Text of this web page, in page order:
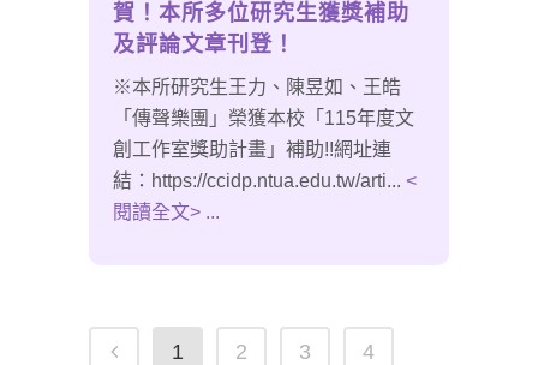
賀！本所多位研究生獲獎補助
及評論文章刊登！
※本所研究生王力、陳昱如、王皓
「傳聲樂團」榮獲本校「115年度文
創工作室獎助計畫」補助!!網址連
結：https://ccidp.ntua.edu.tw/arti... <
閱讀全文> ...
1 2 3 4